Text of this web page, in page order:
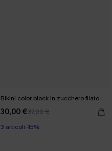
Bikini color block in zucchero filato
30,00 €37,00 €
3 articoli -15%